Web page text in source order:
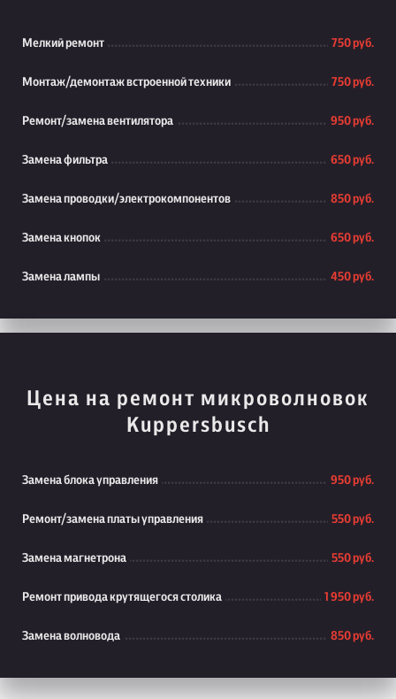
Мелкий ремонт 750 руб.
Монтаж/демонтаж встроенной техники 750 руб.
Ремонт/замена вентилятора 950 руб.
Замена фильтра 650 руб.
Замена проводки/электрокомпонентов 850 руб.
Замена кнопок 650 руб.
Замена лампы 450 руб.
Цена на ремонт микроволновок
Kuppersbusch
Замена блока управления 950 руб.
Ремонт/замена платы управления 550 руб.
Замена магнетрона 550 руб.
Ремонт привода крутящегося столика 1 950 руб.
Замена волновода 850 руб.